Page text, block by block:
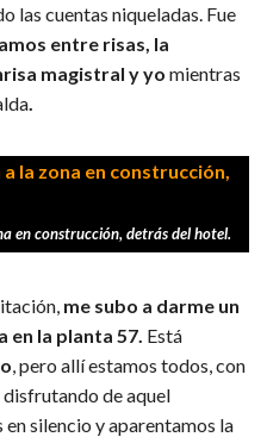
las cuentas niqueladas. Fue
entre risas, la
magistral y yo mientras
en construcción, detrás del hotel.
me subo a darme un
en la planta 57. Está
, pero allí estamos todos, con
de aquel
silencio y aparentamos la